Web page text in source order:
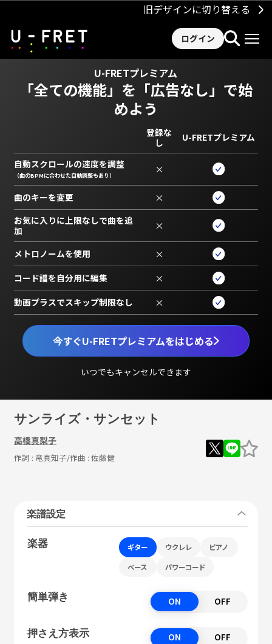
旧デザインに切り替える
ログイン
U-FRETプレミアム
「全ての機能」を 「広告なし」で始
めよう
今すぐU-FRETプレミアムをはじめる
いつでもキャンセルできます
登録な
し
U-FRETプレミアム
自動スクロールの速度を調整
（曲のBPMに合わせた自動調整もあり） ×
曲のキーを変更 ×
お気に入りに上限なしで曲を追
加
×
メトロノームを使用 ×
コード譜を自分用に編集 ×
動画プラスでスキップ制限なし ×
サンライズ・サンセット
高橋真梨子
作詞 : 竜真知子/作曲 : 佐藤健
楽譜設定
楽器 ギター ウクレレ ピアノ
ベース パワーコード
簡単弾き ON OFF
押さえ方表示 ON OFF